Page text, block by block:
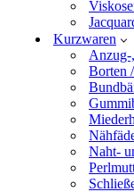
Kurzwaren
Borten
Naht-